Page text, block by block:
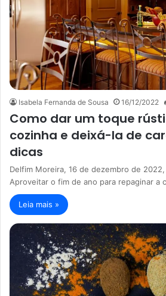
Isabela Fernanda de Sousa 16/12/2022
Como dar um toque
cozinha e deixá-la de
dicas
Delfim Moreira, 16 de dezembro de
Aproveitar o fim de ano para repaginar a
Leia mais »